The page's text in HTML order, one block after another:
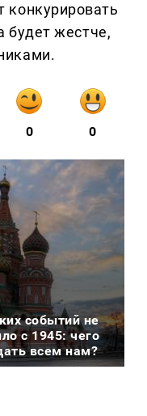
конкурировать
будет жестче,
0 0
событий не
с 1945: чего
всем нам?